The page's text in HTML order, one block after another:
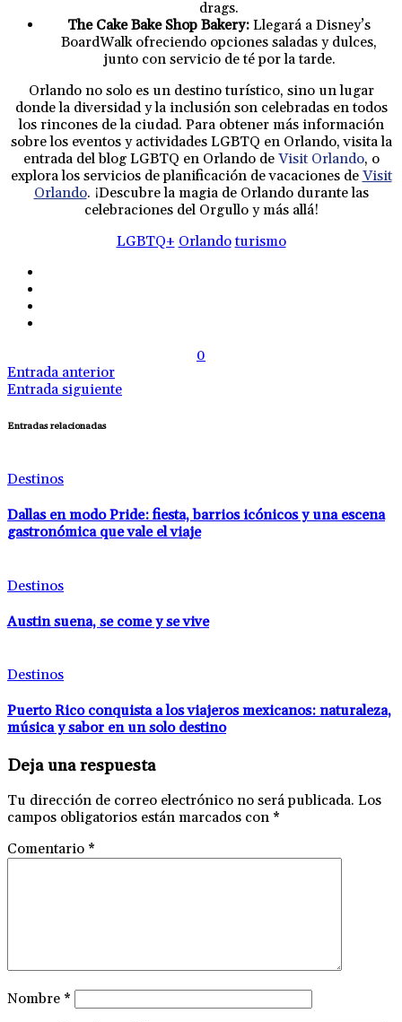
drags.
The Cake Bake Shop Bakery: Llegará a Disney’s
BoardWalk ofreciendo opciones saladas y dulces,
junto con servicio de té por la tarde.
Orlando no solo es un destino turístico, sino un lugar
donde la diversidad y la inclusión son celebradas en todos
los rincones de la ciudad. Para obtener más información
sobre los eventos y actividades LGBTQ en Orlando, visita la
entrada del blog LGBTQ en Orlando de Visit Orlando, o
explora los servicios de planificación de vacaciones de Visit
Orlando. ¡Descubre la magia de Orlando durante las
celebraciones del Orgullo y más allá!
LGBTQ+ Orlando turismo
0
Entrada anterior
Entrada siguiente
Entradas relacionadas
Destinos
Dallas en modo Pride: fiesta, barrios icónicos y una escena
gastronómica que vale el viaje
Destinos
Austin suena, se come y se vive
Destinos
Puerto Rico conquista a los viajeros mexicanos: naturaleza,
música y sabor en un solo destino
Deja una respuesta
Tu dirección de correo electrónico no será publicada. Los
campos obligatorios están marcados con *
Comentario *
Nombre *